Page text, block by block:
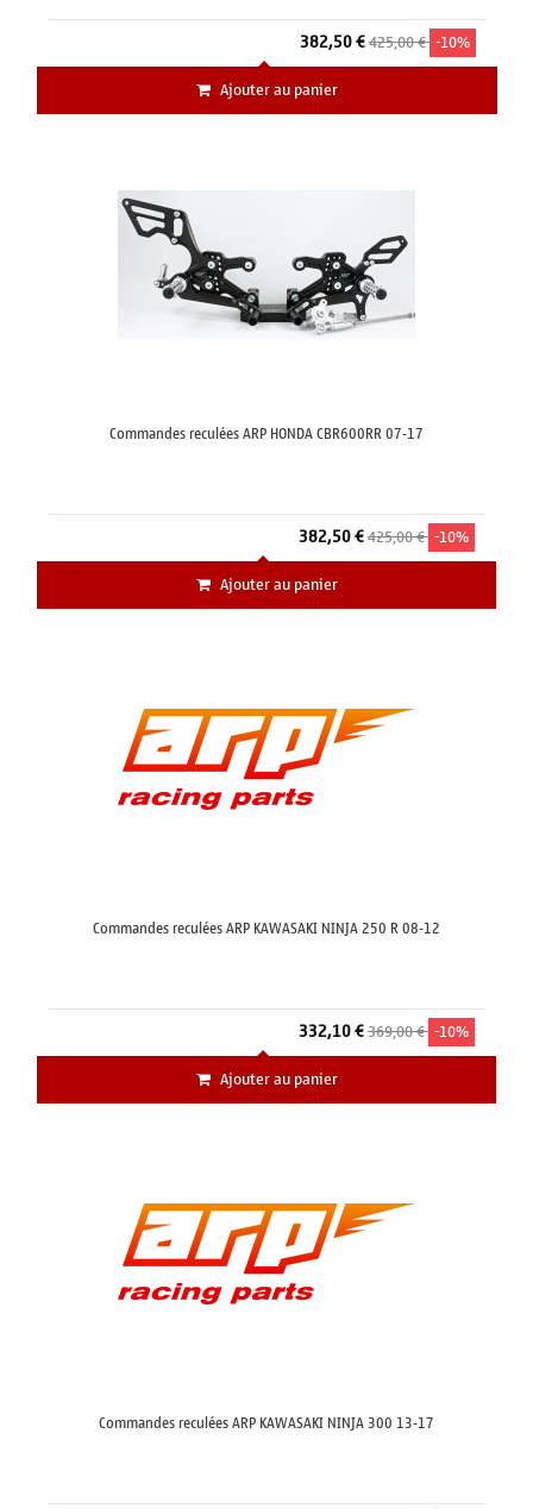
382,50 €425,00 € -10%
Ajouter au panier
Commandes reculées ARP HONDA CBR600RR 07-17
382,50 €425,00 € -10%
Ajouter au panier
Commandes reculées ARP KAWASAKI NINJA 250 R 08-12
332,10 €369,00 € -10%
Ajouter au panier
Commandes reculées ARP KAWASAKI NINJA 300 13-17